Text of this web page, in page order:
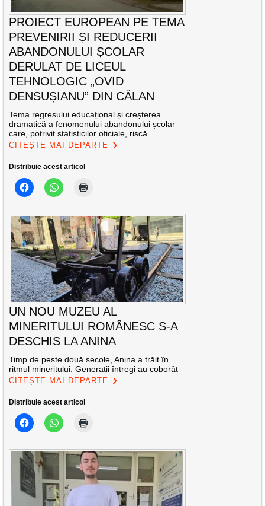
PROIECT EUROPEAN PE TEMA
PREVENIRII ȘI REDUCERII
ABANDONULUI ȘCOLAR
DERULAT DE LICEUL
TEHNOLOGIC „OVID
DENSUȘIANU” DIN CĂLAN
Tema regresului educațional și creșterea
dramatică a fenomenului abandonului școlar
care, potrivit statisticilor oficiale, riscă
CITEȘTE MAI DEPARTE
Distribuie acest articol
UN NOU MUZEU AL
MINERITULUI ROMÂNESC S-A
DESCHIS LA ANINA
Timp de peste două secole, Anina a trăit în
ritmul mineritului. Generații întregi au coborât
CITEȘTE MAI DEPARTE
Distribuie acest articol